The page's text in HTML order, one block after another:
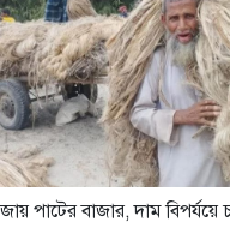
পাটের বাজার, দাম বিপর্যয়ে